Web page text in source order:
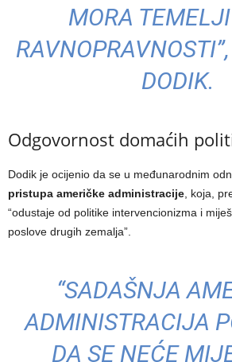
MORA
DODIK.
Odgovornost domaćih
Dodik je ocijenio da se u međunarodnim
pristupa američke administracije , koja,
“odustaje od politike intervencionizma i
poslove drugih zemalja”.
“SADAŠNJA
ADMINISTRACIJA
DA SE NEĆE